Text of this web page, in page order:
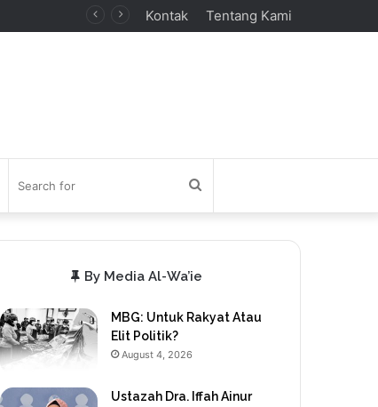
Kontak Tentang Kami
for
Switch
By Media Al-Wa’ie
MBG: Untuk Rakyat Atau
Elit Politik?
August 4, 2026
Ustazah Dra. Iffah Ainur